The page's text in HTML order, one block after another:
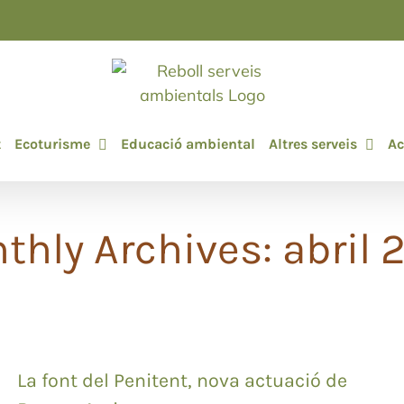
Ecoturisme Educació ambiental Altres serveis
Archives: abril
La font del Penitent, nova actuació de